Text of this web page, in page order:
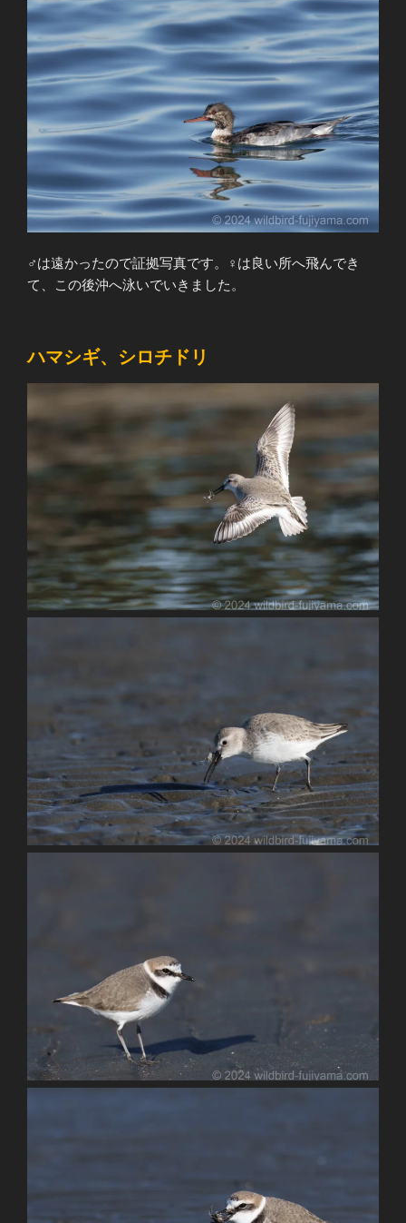
♂は遠かったので証拠写真です。♀は良い所へ飛んでき
て、この後沖へ泳いでいきました。
ハマシギ、シロチドリ